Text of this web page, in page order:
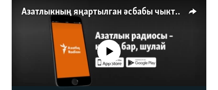
Азатлыкның яңартылган әсбабы чыкты
No media source currently available